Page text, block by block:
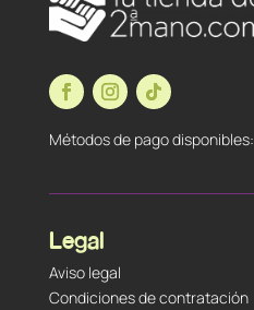
Métodos de pago disponibles:
Legal
Aviso legal
Condiciones de contratación